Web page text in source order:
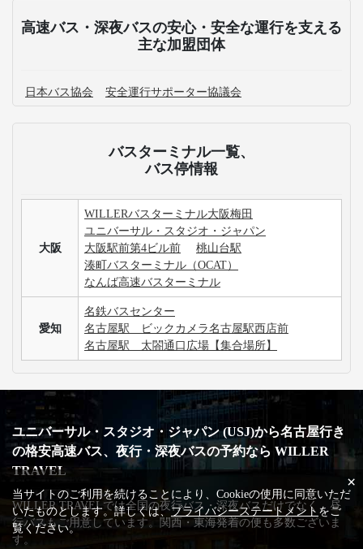
高速バス・深夜バスの安心・安全な運行を支える
主な加盟団体
日本バス協会 安全運行サポーター協議会
バスターミナル一覧、
バス停情報
大阪
WILLERバスターミナル大阪梅田
ユニバーサル・スタジオ・ジャパン
大阪駅前第4ビル前
桃山台駅
湊町バスターミナル（OCAT）
なんば高速バスターミナル
愛知
名鉄バスセンター
名古屋駅 ビックカメラ名古屋駅西店前
名古屋駅 太閤通口広場【集合場所】
ユニバーサル・スタジオ・ジャパン (USJ)から名古屋行き
の格安高速バス、夜行・深夜バスの予約なら WILLER
TRAVEL
WILLER TRAVELでは全国の夜行バス・深夜バスだけでなく、昼
行バスもご用意しています。関西・東海発着の便も多数ございま
す。
×
当サイトのご利用を続けることにより、Cookieの使用に同意いただ
いたものとします。詳しくは、プライバシーステートメント をご
覧ください。